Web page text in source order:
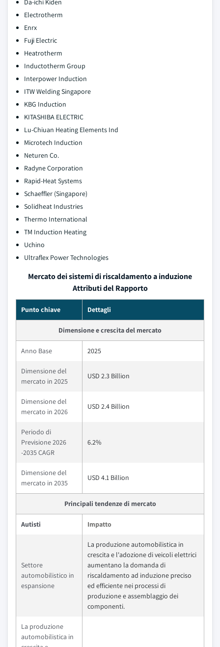
Da-ichi Kiden
Electrotherm
Enrx
Fuji Electric
Heatrotherm
Inductotherm Group
Interpower Induction
ITW Welding Singapore
KBG Induction
KITASHIBA ELECTRIC
Lu-Chiuan Heating Elements Ind
Microtech Induction
Neturen Co.
Radyne Corporation
Rapid-Heat Systems
Schaeffler (Singapore)
Solidheat Industries
Thermo International
TM Induction Heating
Uchino
Ultraflex Power Technologies
Mercato dei sistemi di riscaldamento a induzione
Attributi del Rapporto
Punto chiave Dettagli
Dimensione e crescita del mercato
Anno Base 2025
Dimensione del
mercato in 2025
USD 2.3 Billion
Dimensione del
mercato in 2026
USD 2.4 Billion
Periodo di
Previsione 2026
-2035 CAGR
6.2%
Dimensione del
mercato in 2035
USD 4.1 Billion
Principali tendenze di mercato
Autisti Impatto
Settore
automobilistico in
espansione
La produzione automobilistica in
crescita e l'adozione di veicoli elettrici
aumentano la domanda di
riscaldamento ad induzione preciso
ed efficiente nei processi di
produzione e assemblaggio dei
componenti.
La produzione
automobilistica in